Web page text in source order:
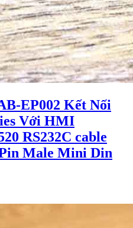
EP002 Kết Nối
Với HMI
RS232C cable
Male Mini Din